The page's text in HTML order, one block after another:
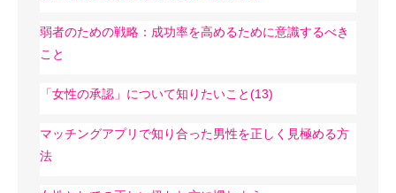
弱者のための戦略：成功率を高めるために意識するべき
こと
「女性の承認」について知りたいこと(13)
マッチングアプリで知り合った男性を正しく見極める方
法